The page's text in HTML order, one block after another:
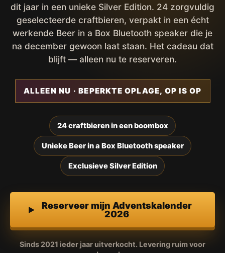
dit jaar in een unieke Silver Edition. 24 zorgvuldig
geselecteerde craftbieren, verpakt in een écht
werkende Beer in a Box Bluetooth speaker die je
na december gewoon laat staan. Het cadeau dat
blijft — alleen nu te reserveren.
ALLEEN NU · BEPERKTE OPLAGE, OP IS OP
24 craftbieren in een boombox
Unieke Beer in a Box Bluetooth speaker
Exclusieve Silver Edition
Reserveer mijn Adventskalender
2026
Sinds 2021 ieder jaar uitverkocht. Levering ruim voor